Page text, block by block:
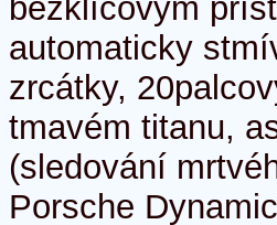
bezklíčovým
automaticky
zrcátky,
tmavém titanu,
(sledování
Porsche